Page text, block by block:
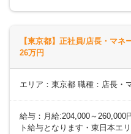
【東京都】正社員/店長・マ
26万円
エリア：東京都 職種：店長・
給与：月給:204,000～
ト給与となります・東日本エ